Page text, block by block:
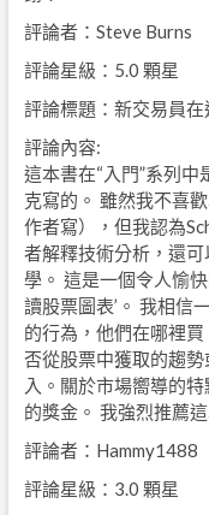
評論者：Steve Burns
評論星級：5.0 顆星
評論標題：新交易員
評論內容:
這本書在“入門”系列
克寫的。 雖然我不喜
作者寫），但我認為
者解釋技術分析，還
學。 這是一個令人愉
讀股票圖表’。 我相信
的行為，他們在哪裡
否從股票中獲取的趨
入。關於市場嚮導的
的獎金。 我強烈推薦
評論者：Hammy1488
評論星級：3.0 顆星